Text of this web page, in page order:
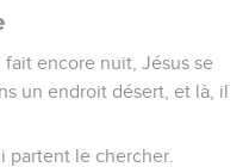
fait encore nuit, Jésus se
un endroit désert, et là, il
partent le chercher.